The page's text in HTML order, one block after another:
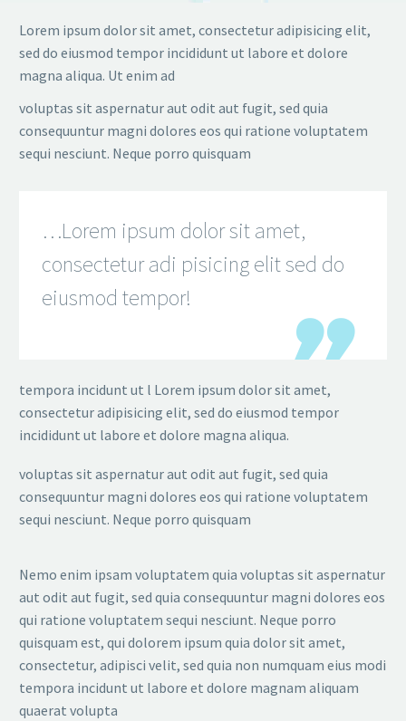
Lorem ipsum dolor sit amet, consectetur adipisicing elit,
sed do eiusmod tempor incididunt ut labore et dolore
magna aliqua. Ut enim ad
voluptas sit aspernatur aut odit aut fugit, sed quia
consequuntur magni dolores eos qui ratione voluptatem
sequi nesciunt. Neque porro quisquam
…Lorem ipsum dolor sit amet,
consectetur adi pisicing elit sed do
eiusmod tempor!

tempora incidunt ut l Lorem ipsum dolor sit amet,
consectetur adipisicing elit, sed do eiusmod tempor
incididunt ut labore et dolore magna aliqua.
voluptas sit aspernatur aut odit aut fugit, sed quia
consequuntur magni dolores eos qui ratione voluptatem
sequi nesciunt. Neque porro quisquam
Nemo enim ipsam voluptatem quia voluptas sit aspernatur
aut odit aut fugit, sed quia consequuntur magni dolores eos
qui ratione voluptatem sequi nesciunt. Neque porro
quisquam est, qui dolorem ipsum quia dolor sit amet,
consectetur, adipisci velit, sed quia non numquam eius modi
tempora incidunt ut labore et dolore magnam aliquam
quaerat volupta